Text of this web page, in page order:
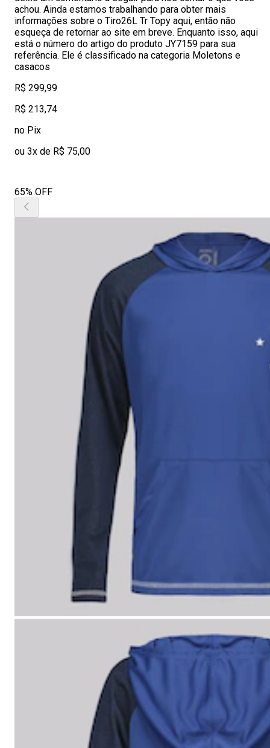
achou. Ainda estamos trabalhando para obter mais
informações sobre o Tiro26L Tr Topy aqui, então não
esqueça de retornar ao site em breve. Enquanto isso, aqui
está o número do artigo do produto JY7159 para sua
referência. Ele é classificado na categoria Moletons e
casacos
R$ 299,99
R$ 213,74
no Pix
ou 3x de R$ 75,00
65% OFF